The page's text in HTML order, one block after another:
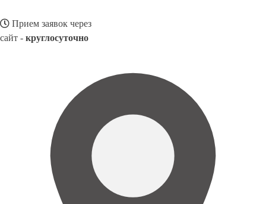
Прием заявок через
сайт - круглосуточно